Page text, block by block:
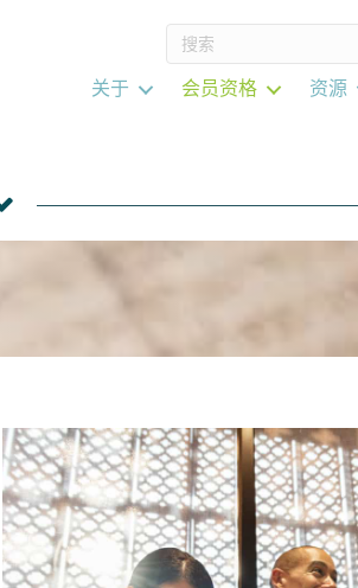
关于 会员资格 资源